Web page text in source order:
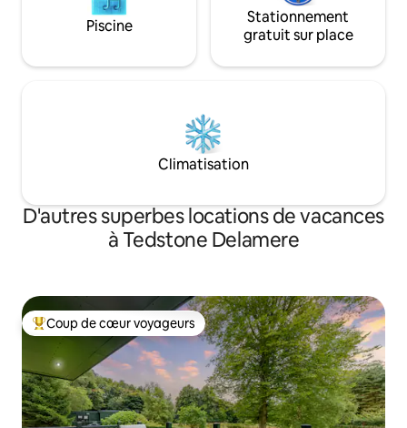
Piscine
Stationnement
gratuit sur place
Climatisation
D'autres superbes locations de vacances
à Tedstone Delamere
Coup de cœur voyageurs parmi les plus aimés
Coup de cœur voyageurs